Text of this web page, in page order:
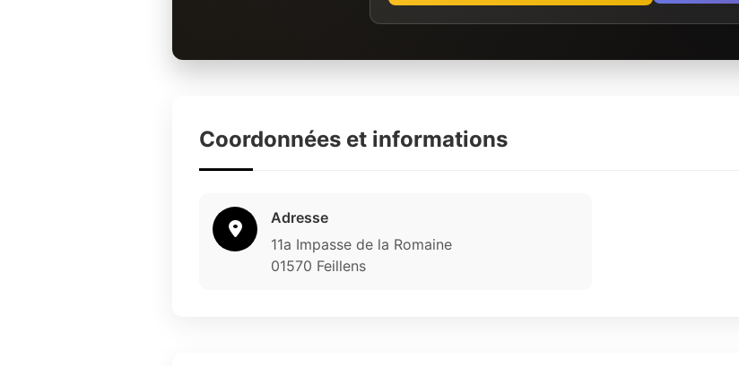
Coordonnées et informations
Adresse
11a Impasse de la Romaine
01570 Feillens